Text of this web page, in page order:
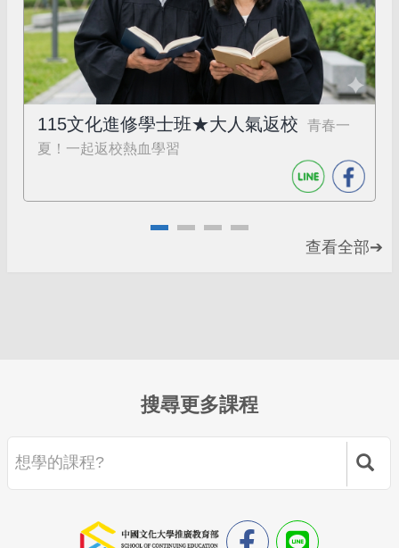
115文化進修學士班★大人氣返校
青春一
夏！一起返校熱血學習
查看全部➔
搜尋更多課程